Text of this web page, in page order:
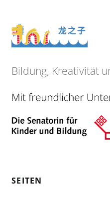
Bildung, Kreativität
SEITEN